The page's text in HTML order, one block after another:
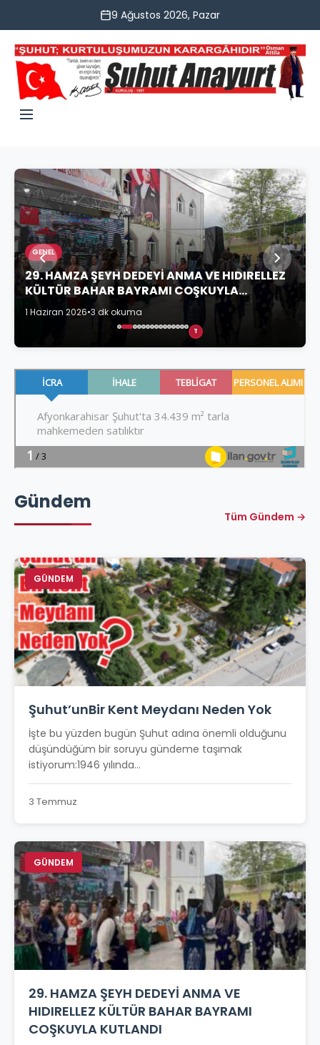
9 Ağustos 2026, Pazar
GENEL
29. HAMZA ŞEYH DEDEYİ ANMA VE HIDIRELLEZ
KÜLTÜR BAHAR BAYRAMI COŞKUYLA
KUTLANDI
1 Haziran 2026•3 dk okuma
T
Gündem
Tüm Gündem →
GÜNDEM
Şuhut’unBir Kent Meydanı Neden Yok
İşte bu yüzden bugün Şuhut adına önemli olduğunu
düşündüğüm bir soruyu gündeme taşımak
istiyorum:1946 yılında...
3 Temmuz
GÜNDEM
29. HAMZA ŞEYH DEDEYİ ANMA VE
HIDIRELLEZ KÜLTÜR BAHAR BAYRAMI
COŞKUYLA KUTLANDI